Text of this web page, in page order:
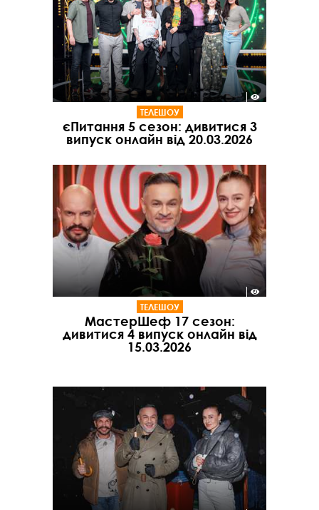
ТЕЛЕШОУ
єПитання 5 сезон: дивитися 3
випуск онлайн від 20.03.2026
ТЕЛЕШОУ
МастерШеф 17 сезон:
дивитися 4 випуск онлайн від
15.03.2026